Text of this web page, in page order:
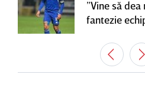
”Vine să
fantezie